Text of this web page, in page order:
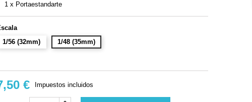
1 x Portaestandarte
1/56 (32mm)
1/48 (35mm)
€ Impuestos incluidos